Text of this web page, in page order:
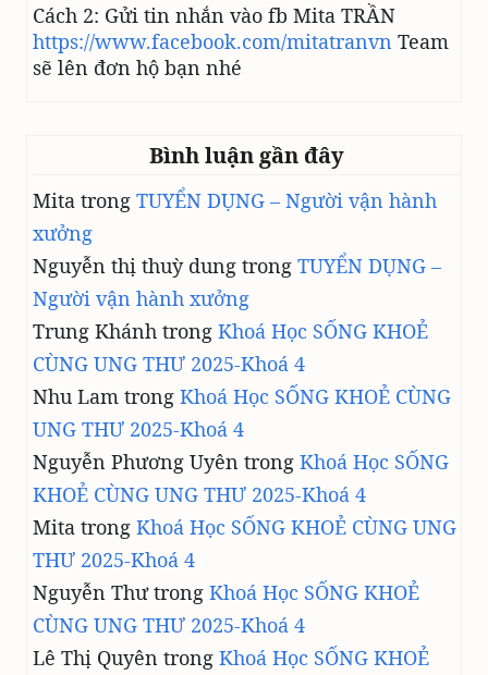
Cách 2: Gửi tin nhắn vào fb Mita TRẦN
https://www.facebook.com/mitatranvn Team
sẽ lên đơn hộ bạn nhé
Bình luận gần đây
Mita trong TUYỂN DỤNG – Người vận hành
xưởng
Nguyễn thị thuỳ dung trong TUYỂN DỤNG –
Người vận hành xưởng
Trung Khánh trong Khoá Học SỐNG KHOẺ
CÙNG UNG THƯ 2025-Khoá 4
Nhu Lam trong Khoá Học SỐNG KHOẺ CÙNG
UNG THƯ 2025-Khoá 4
Nguyễn Phương Uyên trong Khoá Học SỐNG
KHOẺ CÙNG UNG THƯ 2025-Khoá 4
Mita trong Khoá Học SỐNG KHOẺ CÙNG UNG
THƯ 2025-Khoá 4
Nguyễn Thưtrong Khoá Học SỐNG KHOẺ
CÙNG UNG THƯ 2025-Khoá 4
Lê Thị Quyên trong Khoá Học SỐNG KHOẺ